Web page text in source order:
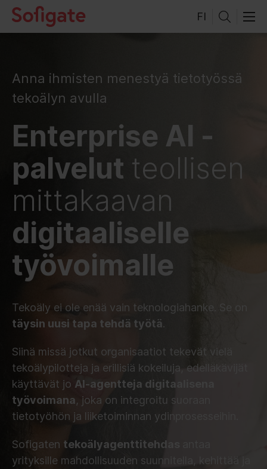
Hyppää
sisältöön
FI
Anna ihmisten menestyä tietotyössä
tekoälyn avulla
Enterprise AI -
palvelut teollisen
mittakaavan
digitaaliselle
työvoimalle
Tekoäly ei ole enää vain teknologiahanke. Se on
täysin uusi tapa tehdä työtä.
Siinä missä jotkut organisaatiot tekevät vielä
tekoälypilotteja ja erillisiä kokeiluja, edelläkävijät
käyttävät jo AI-agentteja digitaalisena
työvoimana, joka on integroitu suoraan
tietotyöhön ja liiketoiminnan ydinprosesseihin.
Sofigaten tekoälyagenttitehdas
yrityksille mahdollisuuden suunnitella, kehittää ja